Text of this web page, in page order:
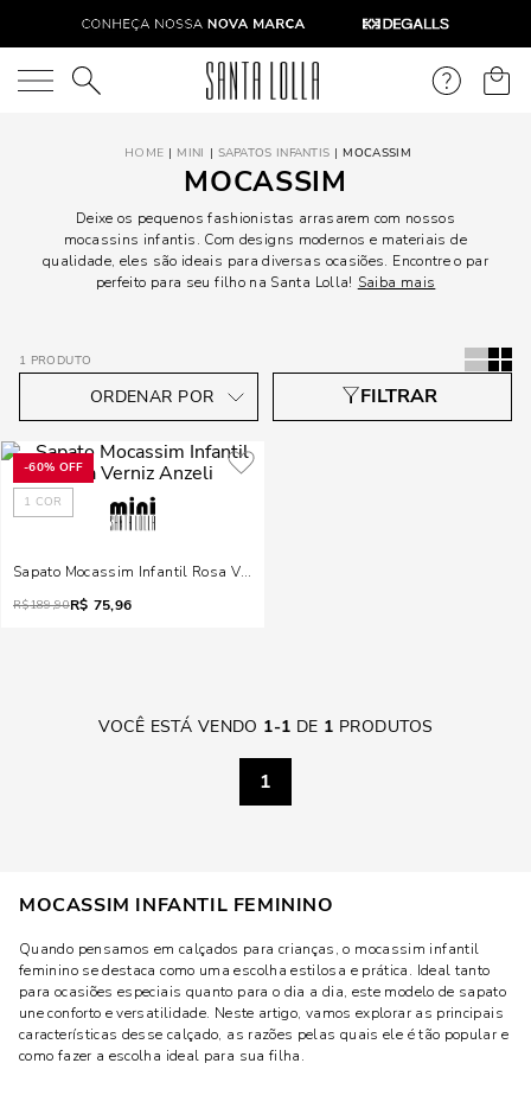
O que você está procurando?
MINI SAPATOS INFANTIS MOCASSIM
MOCASSIM
Deixe os pequenos fashionistas arrasarem com nossos
mocassins infantis. Com designs modernos e materiais de
qualidade, eles são ideais para diversas ocasiões. Encontre o par
perfeito para seu filho na Santa Lolla! Saiba mais
1 PRODUTO
-60% OFF
1 COR
Sapato Mocassim Infantil Rosa Verniz Anzeli
R$189,90R$ 75,96
VOCÊ ESTÁ VENDO 1-1 DE 1 PRODUTOS
1
MOCASSIM INFANTIL FEMININO
Quando pensamos em calçados para crianças, o mocassim infantil
feminino se destaca como uma escolha estilosa e prática. Ideal tanto
para ocasiões especiais quanto para o dia a dia, este modelo de sapato
une conforto e versatilidade. Neste artigo, vamos explorar as principais
características desse calçado, as razões pelas quais ele é tão popular e
como fazer a escolha ideal para sua filha.